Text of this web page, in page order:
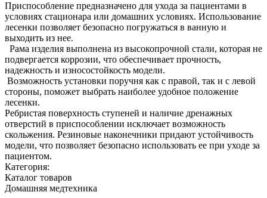
Приспособление предназначено для ухода за пациентами в
условиях стационара или домашних условиях. Использование
лесенки позволяет безопасно погружаться в ванную и
выходить из нее.
Рама изделия выполнена из высокопрочной стали, которая не
подвергается коррозии, что обеспечивает прочность,
надежность и износостойкость модели.
Возможность установки поручня как с правой, так и с левой
стороны, поможет выбрать наиболее удобное положение
лесенки.
Ребристая поверхность ступеней и наличие дренажных
отверстий в приспособлении исключает возможность
скольжения. Резиновые наконечники придают устойчивость
модели, что позволяет безопасно использовать ее при уходе за
пациентом.
Категория:
Каталог товаров
Домашняя медтехника